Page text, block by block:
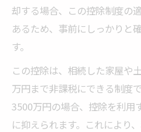
却する場合、この控除制度の
あるため、事前にしっかりと
す。
この控除は、相続した家屋や
万円まで非課税にできる制度
3500万円の場合、控除を利用
に抑えられます。これにより